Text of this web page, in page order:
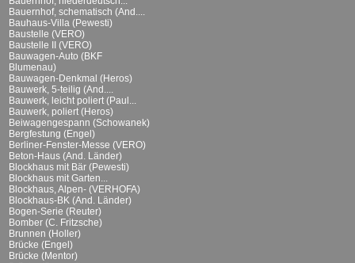
Bauernhof, schematisch (And....
Bauhaus-Villa (Pewesti)
Baustelle (VERO)
Baustelle II (VERO)
Bauwagen-Auto (BKF
Blumenau)
Bauwagen-Denkmal (Heros)
Bauwerk, 5-teilig (And....
Bauwerk, leicht poliert (Paul...
Bauwerk, poliert (Heros)
Beiwagengespann (Schowanek)
Bergfestung (Engel)
Berliner-Fenster-Messe (VERO)
Beton-Haus (And. Länder)
Blockhaus mit Bär (Pewesti)
Blockhaus mit Garten...
Blockhaus, Alpen- (VERHOFA)
Blockhaus-BK (And. Länder)
Bogen-Serie (Reuter)
Bomber (C. Fritzsche)
Brunnen (Holler)
Brücke (Engel)
Brücke (Mentor)